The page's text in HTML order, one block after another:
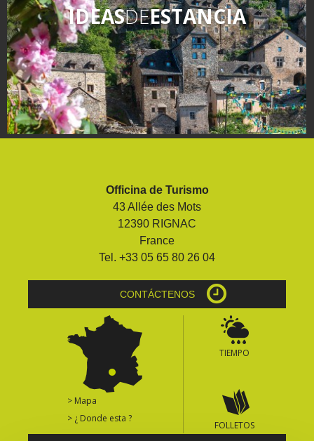
IDEASDEESTANCIA
Officina de Turismo
43 Allée des Mots
12390 RIGNAC
France
Tel. +33 05 65 80 26 04
CONTÁCTENOS
> Mapa
> ¿ Donde esta ?
TIEMPO
FOLLETOS